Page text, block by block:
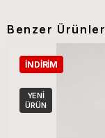
Benzer Ürünler
İNDIRIM
YENI
ÜRÜN